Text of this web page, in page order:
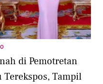
di Pemotretan
Terekspos, Tampil